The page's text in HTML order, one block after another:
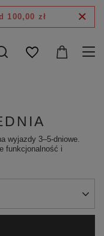
100,00 zł
wyjazdy 3–5-dniowe.
funkcjonalność i